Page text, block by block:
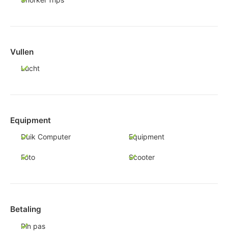
Vullen
Lucht
Equipment
Duik Computer Equipment
Foto Scooter
Betaling
Pin pas